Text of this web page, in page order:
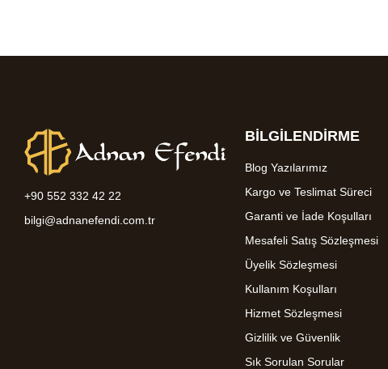
+90 552 332 42 22
bilgi@adnanefendi.com.tr
BİLGİLENDİRME
Blog Yazılarımız
Kargo ve Teslimat Süreci
Garanti ve İade Koşulları
Mesafeli Satış Sözleşmesi
Üyelik Sözleşmesi
Kullanım Koşulları
Hizmet Sözleşmesi
Gizlilik ve Güvenlik
Sık Sorulan Sorular